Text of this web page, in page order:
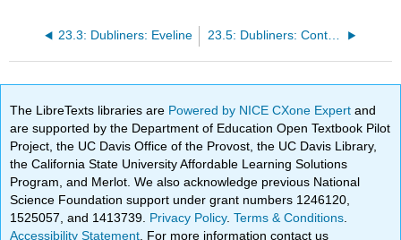
23.3: Dubliners: Eveline
The LibreTexts libraries are Powered by NICE CXone Expertand
are supported by the Department of Education Open Textbook Pilot
Project, the UC Davis Office of the Provost, the UC Davis Library,
the California State University Affordable Learning Solutions
Program, and Merlot. We also acknowledge previous National
Science Foundation support under grant numbers 1246120,
1525057, and 1413739. Privacy Policy.Terms & Conditions
Accessibility Statement . For more information contact us